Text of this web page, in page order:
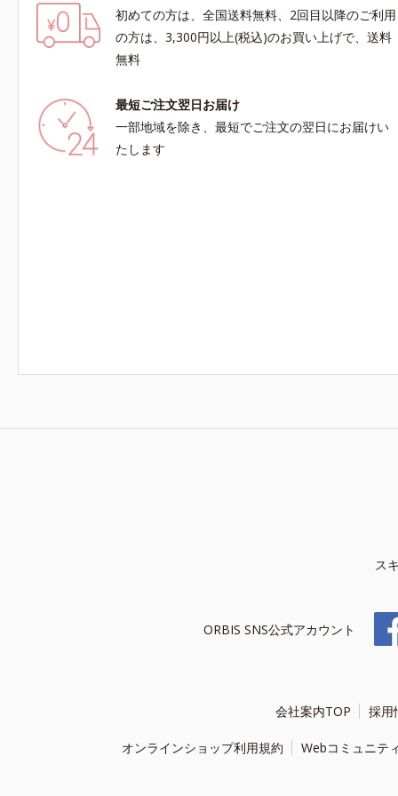
初めての方は、全国送料無料、2回目以降のご利用
の方は、3,300円以上(税込)のお買い上げで、送料
無料
最短ご注文翌日お届け
一部地域を除き、最短でご注文の翌日にお届けい
たします
ス
ORBIS SNS公式アカウント
会社案内TOP 採用
オンラインショップ利用規約 Webコミュニテ